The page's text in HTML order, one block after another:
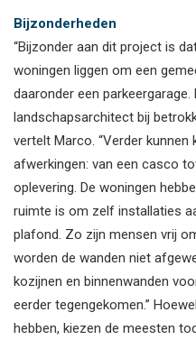
Bijzonderheden
“Bijzonder aan dit project is
woningen liggen om een
daaronder een
landschapsarchitect bij
vertelt Marco. “Verder
afwerkingen: van een casco
oplevering. De woningen
ruimte is om zelf installaties
plafond. Zo zijn mensen vrij
worden de wanden niet
kozijnen en binnenwanden
eerder tegengekomen.”
hebben, kiezen de meesten